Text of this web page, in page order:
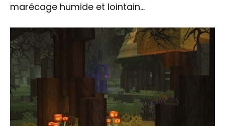
marécage humide et lointain...